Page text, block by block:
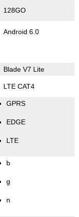
128GO
Android 6.0
Blade V7 Lite
LTE CAT4
GPRS
EDGE
LTE
b
g
n